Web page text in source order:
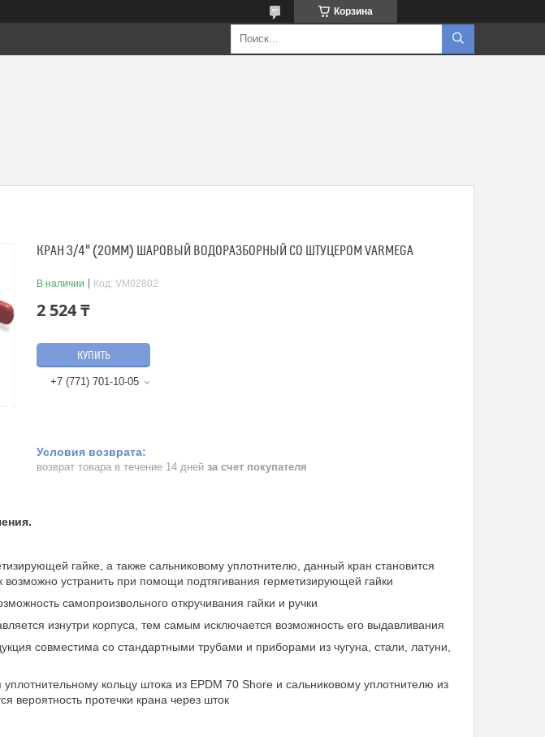
Корзина
КРАН 3/4" (20ММ) ШАРОВЫЙ ВОДОРАЗБОРНЫЙ СО ШТУЦЕРОМ VARMEGA
В наличии Код: VM02802
2 524 ₸
КУПИТЬ
+7 (771) 701-10-05
возврат товара в течение 14 дней за счет покупателя
гайке, а также сальниковому уплотнителю, данный кран становится
устранить при помощи подтягивания герметизирующей гайки
самопроизвольного откручивания гайки и ручки
изнутри корпуса, тем самым исключается возможность его выдавливания
совместима со стандартными трубами и приборами из чугуна, стали, латуни,
кольцу штока из EPDM 70 Shore и сальниковому уплотнителю из
вероятность протечки крана через шток